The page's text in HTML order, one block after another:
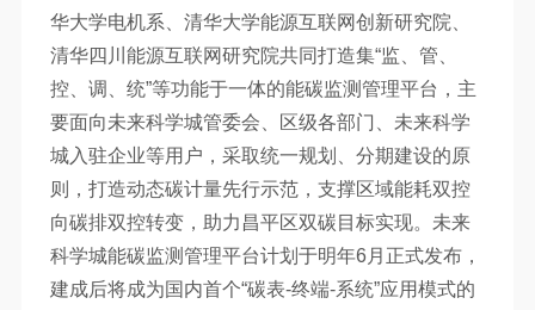
华大学电机系、清华大学能源互联网创新研究院、
清华四川能源互联网研究院共同打造集“监、管、
控、调、统”等功能于一体的能碳监测管理平台，主
要面向未来科学城管委会、区级各部门、未来科学
城入驻企业等用户，采取统一规划、分期建设的原
则，打造动态碳计量先行示范，支撑区域能耗双控
向碳排双控转变，助力昌平区双碳目标实现。未来
科学城能碳监测管理平台计划于明年6月正式发布，
建成后将成为国内首个“碳表-终端-系统”应用模式的